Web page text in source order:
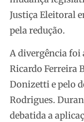
Justiça Eleitoral
pela redução.
A divergência foi
Ricardo Ferreira
Donizetti e pelo
Rodrigues.
debatida a